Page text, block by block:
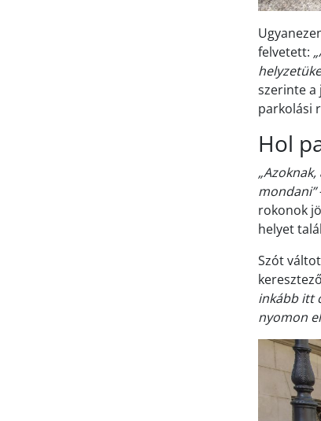
felvetett:
szerinte a
parkolási
Hol
mondani”
rokonok
helyet
Szót
inkább itt
nyomon